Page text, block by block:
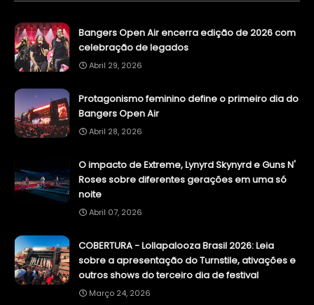
Bangers Open Air encerra edição de 2026 com
celebração de legados
Abril 29, 2026
Protagonismo feminino define o primeiro dia do
Bangers Open Air
Abril 28, 2026
O impacto de Extreme, Lynyrd Skynyrd e Guns N'
Roses sobre diferentes gerações em uma só
noite
Abril 07, 2026
COBERTURA - Lollapalooza Brasil 2026: Leia
sobre a apresentação do Turnstile, ativações e
outros shows do terceiro dia de festival
Março 24, 2026